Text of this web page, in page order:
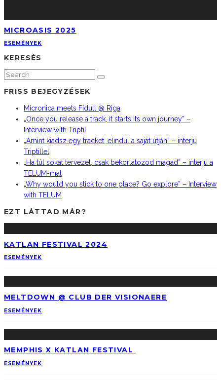
MICROASIS 2025
ESEMÉNYEK
KERESÉS
FRISS BEJEGYZÉSEK
Micronica meets Fidull @ Riga
„Once you release a track, it starts its own journey” –
Interview with Triptil
„Amint kiadsz egy tracket, elindul a saját útján” – interjú
Triptillel
„Ha túl sokat tervezel, csak bekorlátozod magad” – interjú a
TELUM-mal
„Why would you stick to one place? Go explore” – Interview
with TELUM
EZT LÁTTAD MÁR?
KATLAN FESTIVAL 2024
ESEMÉNYEK
MELTDOWN @ CLUB DER VISIONAERE
ESEMÉNYEK
MEMPHIS X KATLAN FESTIVAL
ESEMÉNYEK